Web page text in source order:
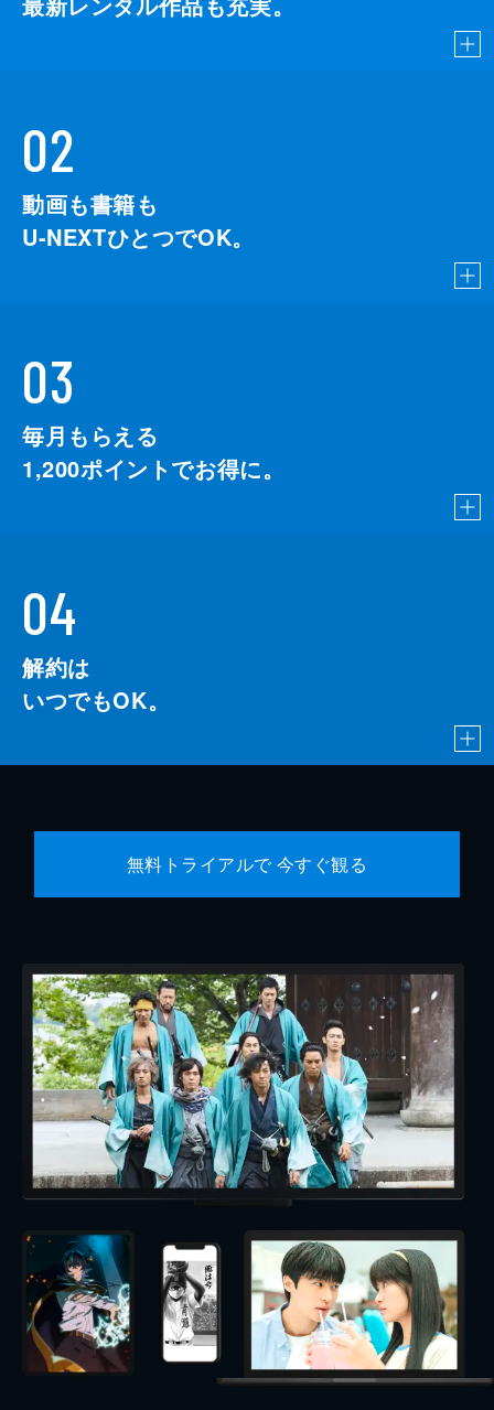
02
動画も書籍も
U-NEXTひとつでOK。
03
毎月もらえる
1,200ポイントでお得に。
04
解約は
いつでもOK。
無料トライアルで 今すぐ観る